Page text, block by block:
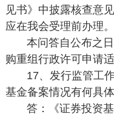
见书》中披露核查意
应在我会受理前办理。
本问答自公布之
购重组行政许可申请
17、发行监管工
基金备案情况有何具
答：《证券投资